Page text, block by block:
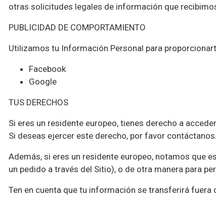
otras solicitudes legales de información que
PUBLICIDAD DE COMPORTAMIENTO
Utilizamos tu Información Personal para
Facebook
Google
TUS DERECHOS
Si eres un residente europeo, tienes derecho a
Si deseas ejercer este derecho, por favor contáctanos.
Además, si eres un residente europeo, notamos que
un pedido a través del Sitio), o de otra manera para
Ten en cuenta que tu información se transferirá fuera